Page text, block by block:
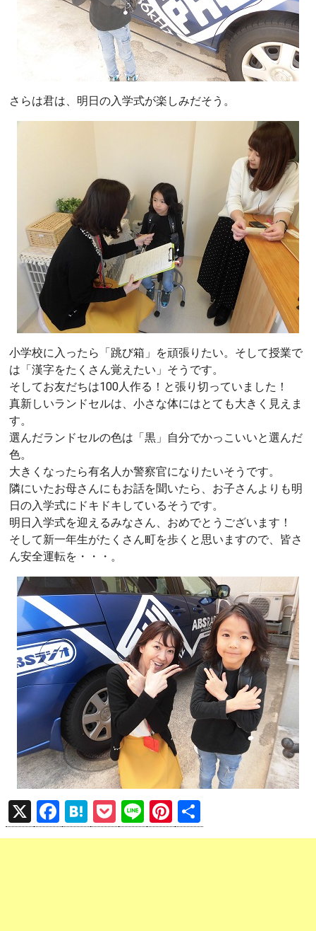
さらは君は、明日の入学式が楽しみだそう。
小学校に入ったら「跳び箱」を頑張りたい。そして授業で
は「漢字をたくさん覚えたい」そうです。
そしてお友だちは100人作る！と張り切っていました！
真新しいランドセルは、小さな体にはとても大きく見えま
す。
選んだランドセルの色は「黒」自分でかっこいいと選んだ
色。
大きくなったら有名人か警察官になりたいそうです。
隣にいたお母さんにもお話を聞いたら、お子さんよりも明
日の入学式にドキドキしているそうです。
明日入学式を迎えるみなさん、おめでとうございます！
そして新一年生がたくさん町を歩くと思いますので、皆さ
ん安全運転を・・・。
X
F
a
H
at
P
o
Li
n
Pi
nt 有